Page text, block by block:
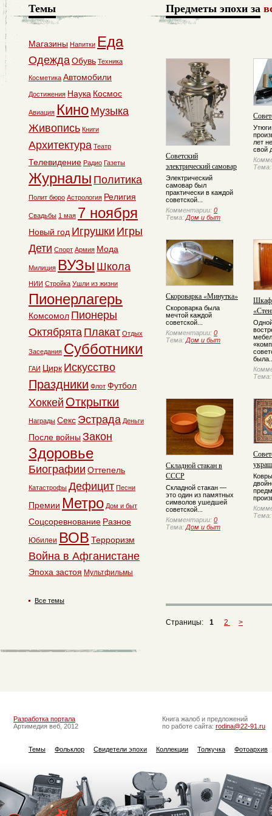
Предметы эпохи за
Советский
электрический самовар
Электрический
самовар был
практически в каждой
советской...
Комментарии: 0
Тема: Дом и быт
Утюги
лет
свой
Скороварка «Минутка»
Скороварка была
мечтой каждой
советской...
Комментарии: 0
Тема: Дом и быт
Шкаф
Складной стакан в
СССР
Складной стакан —
это один из памятных
символов ушедшей
советской...
Комментарии: 0
Тема: Дом и быт
Страницы: 1 2 >
Темы
Магазины Напитки Еда
ОдеждаОбувь Техника
Косметика Автомобили
Достижения Наука Космос
Авиация Кино Музыка
Живопись Книги
Архитектура Театр
Телевидение Радио Газеты
Журналы Политика
Полит бюро Астрология Религия
Свадьбы 1 мая 7 ноября
Новый год Игрушки Игры
Дети Спорт Армия Мода
Милиция ВУЗы Школа
НИИ Стройка Ушли из жизни
Пионерлагерь
Комсомол Пионеры
Октябрята Плакат Отдых
Заседания Субботники
ГАИ Цирк Искусство
Праздники Флот Футбол
Хоккей Открытки
Награды Секс Эстрада Деньги
После войны Закон
Здоровье
Биографии Оттепель
Катастрофы Дефицит Песни
Премии Метро Дом и быт
Соцсоревнование Разное
Юбилеи ВОВ Терроризм
Война в Афганистане
Эпоха застоя Мультфильмы
Все темы
Разработка портала
Артимедия веб, 2012
Книга жалоб и предложений
по работе сайта: rodina@22-91.ru
Темы Фольклор Свидетели эпохи Коллекции Толкучка Фотоархив